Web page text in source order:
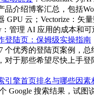
品介绍博客汇总，包括
GPU 云；Vectorize：矢
：管理 AI 应用的成本和可
登陆页：保姆级实操指南
个优秀的登陆页案例，总
对于那些希望尽快上手登
引擎首页排名与哪些因素
Google 搜索结果，试图